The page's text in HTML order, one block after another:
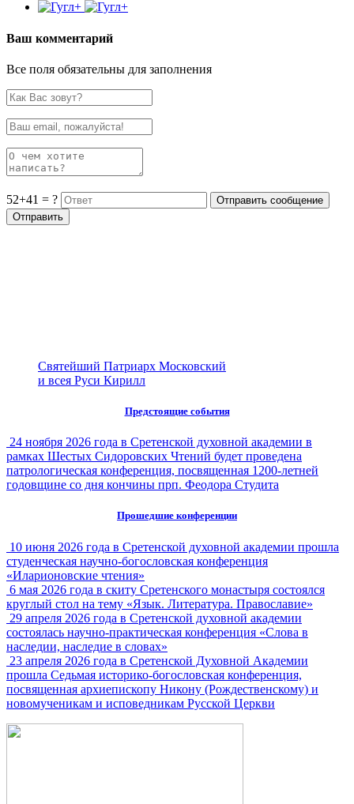
Ваш комментарий
Все поля обязательны для заполнения
52+41 = ?
Святейший Патриарх Московский
и всея Руси Кирилл
Предстоящие события
24 ноября 2026 года в Сретенской духовной академии в
рамках Шестых Сидоровских Чтений будет проведена
патрологическая конференция, посвященная 1200-летней
годовщине со дня кончины прп. Феодора Студита
Прошедшие конференции
10 июня 2026 года в Сретенской духовной академии прошла
студенческая научно-богословская конференция
«Иларионовские чтения»
6 мая 2026 года в скиту Сретенского монастыря состоялся
круглый стол на тему «Язык. Литература. Православие»
29 апреля 2026 года в Сретенской духовной академии
состоялась научно-практическая конференция «Слова в
наследии, наследие в словах»
23 апреля 2026 года в Сретенской Духовной Академии
прошла Седьмая историко-богословская конференция,
посвященная архиепископу Никону (Рождественскому) и
новомученикам и исповедникам Русской Церкви